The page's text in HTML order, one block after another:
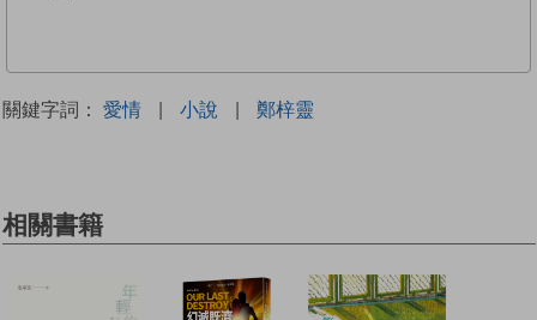
關鍵字詞： 愛情 | 小說 | 鄭梓靈
相關書籍